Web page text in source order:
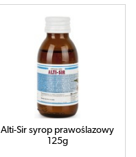
Alti-Sir syrop prawoślazowy
125g